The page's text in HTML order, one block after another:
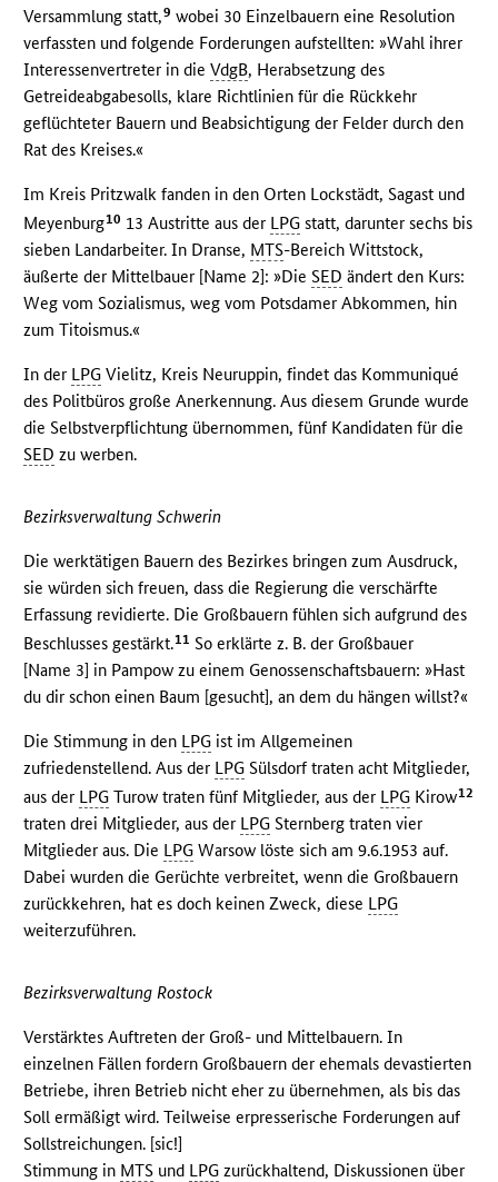
Versammlung statt,9 wobei 30 Einzelbauern eine Resolution
verfassten und folgende Forderungen aufstellten: »Wahl ihrer
Interessenvertreter in dieVdgB, Herabsetzung des
Getreideabgabesolls, klare Richtlinien für die Rückkehr
geflüchteter Bauern und Beabsichtigung der Felder durch den
Rat des Kreises.«
Im Kreis Pritzwalk fanden in den Orten Lockstädt, Sagast und
Meyenburg10 13 Austritte aus der LPG statt, darunter sechs bis
sieben Landarbeiter. In Dranse, MTS-Bereich Wittstock,
äußerte der Mittelbauer [Name 2]: »DieSED ändert den Kurs:
Weg vom Sozialismus, weg vom Potsdamer Abkommen, hin
zum Titoismus.«
In der LPG Vielitz, Kreis Neuruppin, findet das Kommuniqué
des Politbüros große Anerkennung. Aus diesem Grunde wurde
die Selbstverpflichtung übernommen, fünf Kandidaten für die
SED zu werben.
Bezirksverwaltung Schwerin
Die werktätigen Bauern des Bezirkes bringen zum Ausdruck,
sie würden sich freuen, dass die Regierung die verschärfte
Erfassung revidierte. Die Großbauern fühlen sich aufgrund des
Beschlusses gestärkt.11 So erklärte z. B. der Großbauer
[Name 3] in Pampow zu einem Genossenschaftsbauern: »Hast
du dir schon einen Baum [gesucht], an dem du hängen willst?«
Die Stimmung in den LPG ist im Allgemeinen
zufriedenstellend. Aus der LPG Sülsdorf traten acht Mitglieder,
aus der LPG Turow traten fünf Mitglieder, aus der LPG Kirow12
traten drei Mitglieder, aus der LPG Sternberg traten vier
Mitglieder aus. Die LPG Warsow löste sich am 9.6.1953 auf.
Dabei wurden die Gerüchte verbreitet, wenn die Großbauern
zurückkehren, hat es doch keinen Zweck, diese LPG
weiterzuführen.
Bezirksverwaltung Rostock
Verstärktes Auftreten der Groß- und Mittelbauern. In
einzelnen Fällen fordern Großbauern der ehemals devastierten
Betriebe, ihren Betrieb nicht eher zu übernehmen, als bis das
Soll ermäßigt wird. Teilweise erpresserische Forderungen auf
Sollstreichungen. [sic!]
Stimmung in MTS und LPG zurückhaltend, Diskussionen über